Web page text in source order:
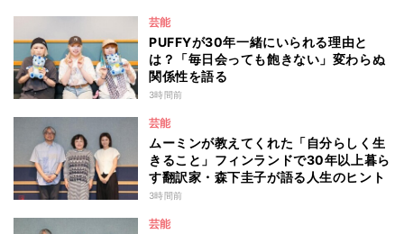
芸能
PUFFYが30年一緒にいられる理由と
は？「毎日会っても飽きない」変わらぬ
関係性を語る
3時間前
芸能
ムーミンが教えてくれた「自分らしく生
きること」フィンランドで30年以上暮ら
す翻訳家・森下圭子が語る人生のヒント
3時間前
芸能